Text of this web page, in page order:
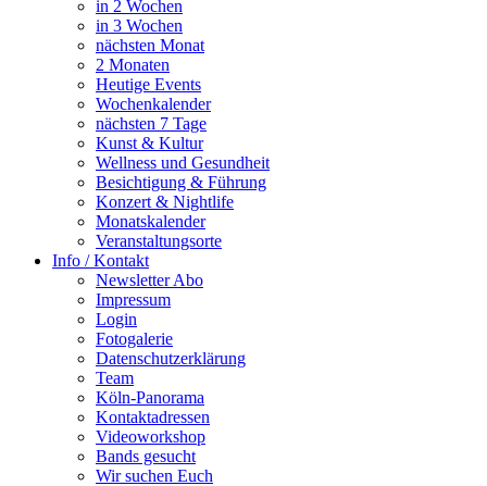
in 2 Wochen
in 3 Wochen
nächsten Monat
2 Monaten
Heutige Events
Wochenkalender
nächsten 7 Tage
Kunst & Kultur
Wellness und Gesundheit
Besichtigung & Führung
Konzert & Nightlife
Monatskalender
Veranstaltungsorte
Info / Kontakt
Newsletter Abo
Impressum
Login
Fotogalerie
Datenschutzerklärung
Team
Köln-Panorama
Kontaktadressen
Videoworkshop
Bands gesucht
Wir suchen Euch